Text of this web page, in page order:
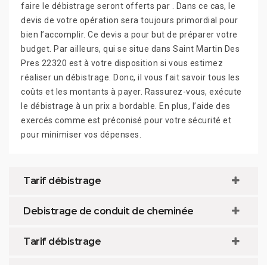
faire le débistrage seront offerts par . Dans ce cas, le
devis de votre opération sera toujours primordial pour
bien l’accomplir. Ce devis a pour but de préparer votre
budget. Par ailleurs, qui se situe dans Saint Martin Des
Pres 22320 est à votre disposition si vous estimez
réaliser un débistrage. Donc, il vous fait savoir tous les
coûts et les montants à payer. Rassurez-vous, exécute
le débistrage à un prix a bordable. En plus, l’aide des
exercés comme est préconisé pour votre sécurité et
pour minimiser vos dépenses.
Tarif débistrage
Debistrage de conduit de cheminée
Tarif débistrage